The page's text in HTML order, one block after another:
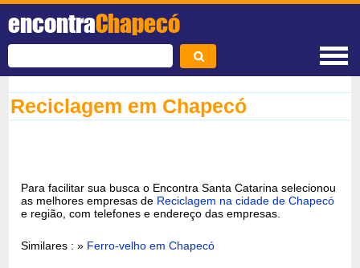
encontraChapecó
Reciclagem em Chapecó
Para facilitar sua busca o Encontra Santa Catarina selecionou
as melhores empresas de Reciclagem na cidade de Chapecó
e região, com telefones e endereço das empresas.
Similares : » Ferro-velho em Chapecó